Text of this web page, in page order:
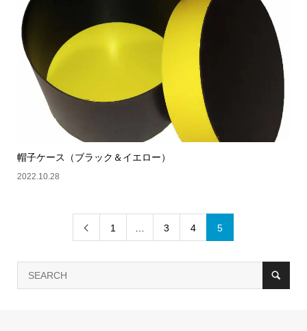
帽子ケース（ブラック＆イエロー）
2022.10.28
 1 3 4 5